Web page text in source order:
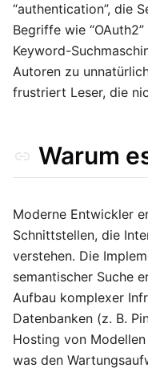
“authentication”, die
Begriffe wie
Keyword-
Autoren zu
frustriert Leser, die
Warum
Moderne Entwickler
Schnittstellen, die
verstehen. Die
semantischer Suche
Aufbau komplexer
Datenbanken (z. B.
Hosting von
was den
Abwägungen
Initiale Asset-
Suchqualität vs.